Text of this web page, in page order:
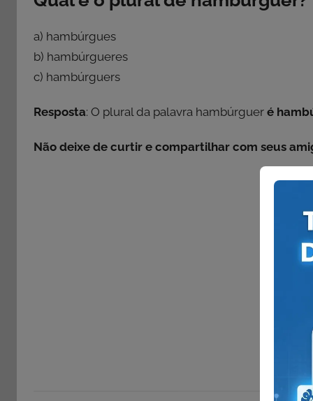
a) hambúrgues
b) hambúrgueres
c) hambúrguers
Resposta: O plural da palavra hambúrguer é
Não deixe de curtir e compartilhar com seus